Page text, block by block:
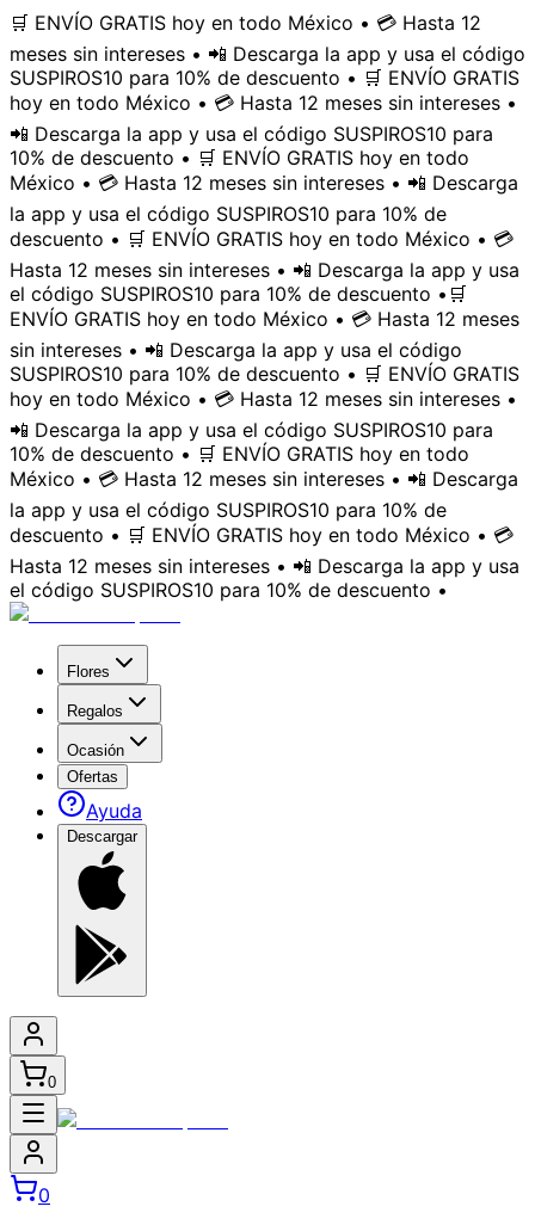
🛒 ENVÍO GRATIS hoy en todo México • 💳 Hasta 12
meses sin intereses • 📲 Descarga la app y usa el código
SUSPIROS10 para 10% de descuento • 🛒 ENVÍO GRATIS
hoy en todo México • 💳 Hasta 12 meses sin intereses •
📲 Descarga la app y usa el código SUSPIROS10 para
10% de descuento • 🛒 ENVÍO GRATIS hoy en todo
México • 💳 Hasta 12 meses sin intereses • 📲 Descarga
la app y usa el código SUSPIROS10 para 10% de
descuento • 🛒 ENVÍO GRATIS hoy en todo México • 💳
Hasta 12 meses sin intereses • 📲 Descarga la app y usa
el código SUSPIROS10 para 10% de descuento • 🛒
ENVÍO GRATIS hoy en todo México • 💳 Hasta 12 meses
sin intereses • 📲 Descarga la app y usa el código
SUSPIROS10 para 10% de descuento • 🛒 ENVÍO GRATIS
hoy en todo México • 💳 Hasta 12 meses sin intereses •
📲 Descarga la app y usa el código SUSPIROS10 para
10% de descuento • 🛒 ENVÍO GRATIS hoy en todo
México • 💳 Hasta 12 meses sin intereses • 📲 Descarga
la app y usa el código SUSPIROS10 para 10% de
descuento • 🛒 ENVÍO GRATIS hoy en todo México • 💳
Hasta 12 meses sin intereses • 📲 Descarga la app y usa
el código SUSPIROS10 para 10% de descuento •
Flores
Regalos
Ocasión
Ofertas
Ayuda
Descargar
0
0